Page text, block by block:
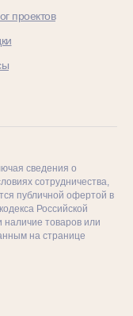
проектов
сведения о
сотрудничества,
публичной офертой в
Российской
наличие товаров или
на странице